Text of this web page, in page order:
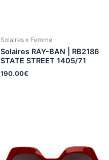
Solaires x Femme
Solaires RAY-BAN | RB2186
STATE STREET 1405/71
190.00€